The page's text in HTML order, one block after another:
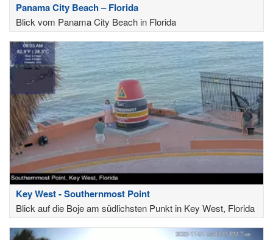
Panama City Beach – Florida
Blick vom Panama City Beach in Florida
Key West - Southernmost Point
Blick auf die Boje am südlichsten Punkt in Key West, Florida